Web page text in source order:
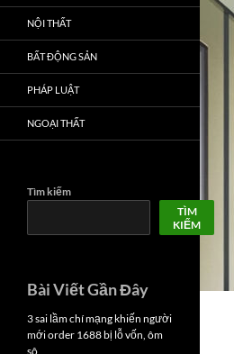
NỘI THẤT
BẤT ĐỘNG SẢN
PHÁP LUẬT
NGOẠI THẤT
Tìm kiếm
TÌM
KIẾM
Bài Viết Gần Đây
3 sai lầm chí mạng khiến người
mới order 1688 bị lỗ vốn, ôm
sô